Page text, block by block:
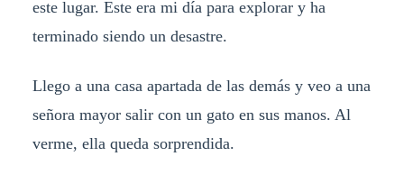
este lugar. Este era mi día para explorar y ha
terminado siendo un desastre.
Llego a una casa apartada de las demás y veo a una
señora mayor salir con un gato en sus manos. Al
verme, ella queda sorprendida.